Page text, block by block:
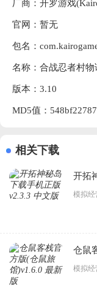
厂商： 开罗游戏
官网：暂无
包名：
名称：合战忍者村物
版本：3.10
MD5值：
相关下载
开拓
模拟经
仓鼠
模拟经